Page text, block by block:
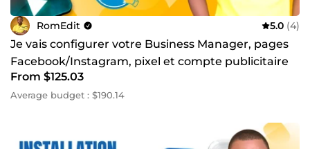
RomEdit 5.0 (4)
Je vais configurer votre Business Manager, pages
Facebook/Instagram, pixel et compte publicitaire
From $125.03
Average budget : $190.14